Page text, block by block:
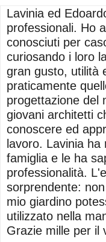
Lavinia ed
professionali. Ho
conosciuti per
curiosando i loro
gran gusto, utilità
praticamente
progettazione del
giovani architetti
conoscere ed
lavoro. Lavinia
famiglia e le ha
professionalità.
sorprendente:
mio giardino
utilizzato nella
Grazie mille per il